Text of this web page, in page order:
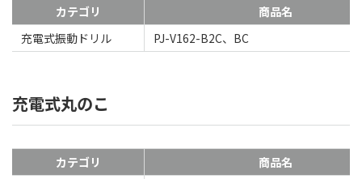
カテゴリ
商品名
充電式振動ドリル
PJ-V162-B2C、BC
充電式丸のこ
カテゴリ
商品名